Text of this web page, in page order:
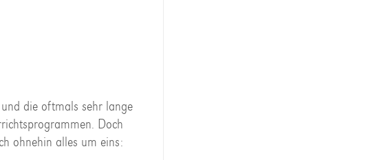
die oftmals sehr lange
Doch
ohnehin alles um eins: